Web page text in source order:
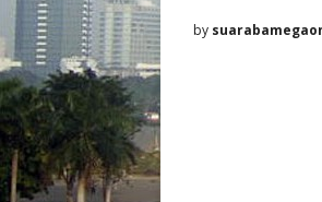
by